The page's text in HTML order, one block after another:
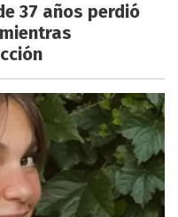
37 años perdió